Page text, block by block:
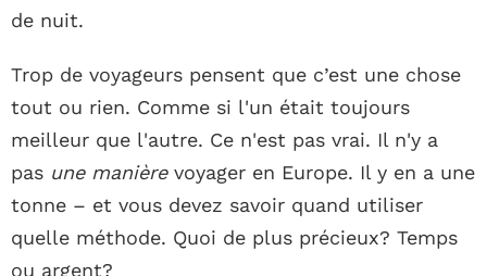
de nuit.
Trop de voyageurs pensent que c’est une chose
tout ou rien. Comme si l'un était toujours
meilleur que l'autre. Ce n'est pas vrai. Il n'y a
pas une manièrevoyager en Europe. Il y en a une
tonne – et vous devez savoir quand utiliser
quelle méthode. Quoi de plus précieux? Temps
ou argent?